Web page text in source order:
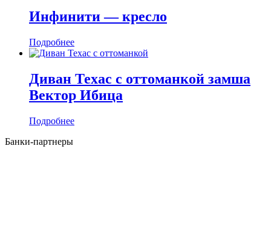
Инфинити — кресло
Подробнее
Диван Техас с оттоманкой замша
Вектор Ибица
Подробнее
Банки-партнеры